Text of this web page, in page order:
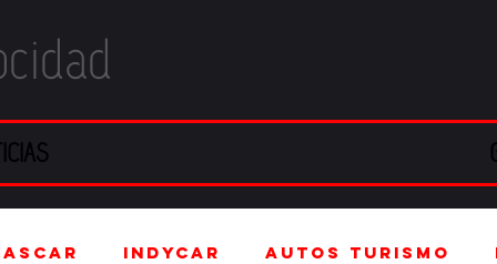
IndyCar Autos Turismo